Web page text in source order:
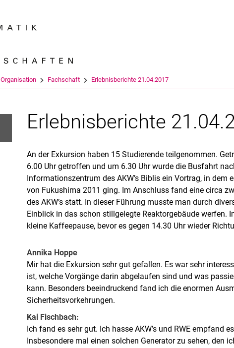
Organisation Fachschaft Erlebnisberichte 21.04.2017
Erlebnisberichte
An der Exkursion haben 15 Studierende teilgenommen.
6.00 Uhr getroffen und um 6.30 Uhr wurde die Busfahrt
Informationszentrum des AKW’s Biblis ein Vortrag, in
von Fukushima 2011 ging. Im Anschluss fand eine circa
des AKW’s statt. In dieser Führung musste man durch
Einblick in das schon stillgelegte Reaktorgebäude werfen.
kleine Kaffeepause, bevor es gegen 14.30 Uhr wieder
Annika Hoppe
Mir hat die Exkursion sehr gut gefallen. Es war sehr
ist, welche Vorgänge darin abgelaufen sind und was
kann. Besonders beeindruckend fand ich die enormen
Sicherheitsvorkehrungen.
Kai Fischbach:
Ich fand es sehr gut. Ich hasse AKW’s und RWE empfand
Insbesondere mal einen solchen Generator zu sehen, den